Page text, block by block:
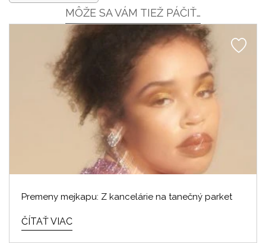
MÔŽE SA VÁM TIEŽ PÁČIŤ…
Premeny mejkapu: Z kancelárie na tanečný parket
ČÍTAŤ VIAC